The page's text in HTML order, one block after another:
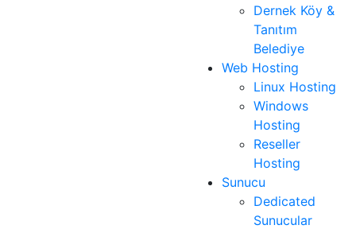
Dernek Köy &
Tanıtım
Belediye
Web Hosting
Linux Hosting
Windows
Hosting
Reseller
Hosting
Sunucu
Dedicated
Sunucular